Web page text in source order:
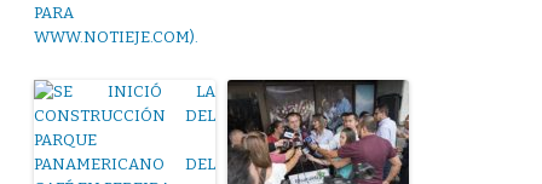
PARA
WWW.NOTIEJE.COM).